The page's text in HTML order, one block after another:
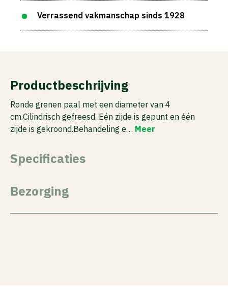
Verrassend vakmanschap sinds 1928
Productbeschrijving
Ronde grenen paal met een diameter van 4
cm.Cilindrisch gefreesd. Eén zijde is gepunt en één
zijde is gekroond.Behandeling e… Meer
Specificaties
Bezorging